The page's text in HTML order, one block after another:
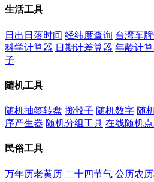
生活工具
日出日落时间 经纬度查询 台湾车
科学计算器 日期计差算器 年龄计
子
随机工具
随机抽签转盘 掷骰子 随机数字 随
序产生器 随机分组工具 在线随机
民俗工具
万年历老黄历 二十四节气 公历农